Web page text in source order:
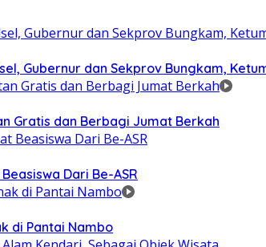
Gubernur dan Sekprov Bungkam, Ketum
Gratis dan Berbagi Jumat Berkah
Dari Be-ASR
di Pantai Nambo